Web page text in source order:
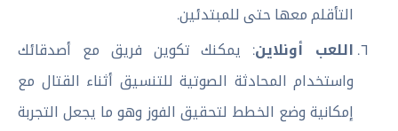
التأقلم معها حتى للمبتدئين.
اللعب أونلاين: يمكنك تكوين فريق مع أصدقائك
واستخدام المحادثة الصوتية للتنسيق أثناء القتال مع
إمكانية وضع الخطط لتحقيق الفوز وهو ما يجعل التجربة